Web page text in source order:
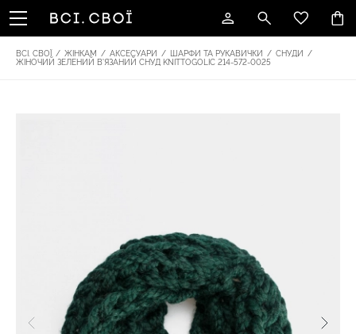
ВСІ. СВОЇ / ЖІНКАМ / АКСЕСУАРИ / ШАРФИ ТА РУКАВИЧКИ / СНУДИ
/
ЖІНОЧИЙ ЗЕЛЕНИЙ В'ЯЗАНИЙ СНУД KNITTOGOLIC 214-572-0025